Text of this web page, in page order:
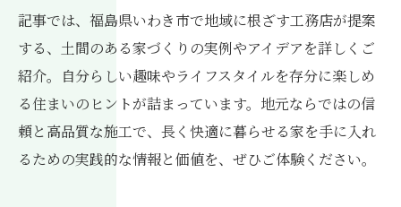
記事では、福島県いわき市で地域に根ざす工務店が提案
する、土間のある家づくりの実例やアイデアを詳しくご
紹介。自分らしい趣味やライフスタイルを存分に楽しめ
る住まいのヒントが詰まっています。地元ならではの信
頼と高品質な施工で、長く快適に暮らせる家を手に入れ
るための実践的な情報と価値を、ぜひご体験ください。